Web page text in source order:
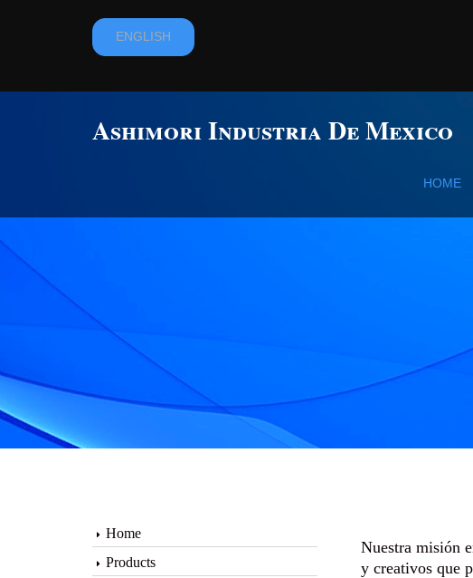
ENGLISH
Ashimori Industria De Mexico
HOME
Home
Products
Nuestra misión
y creativos que